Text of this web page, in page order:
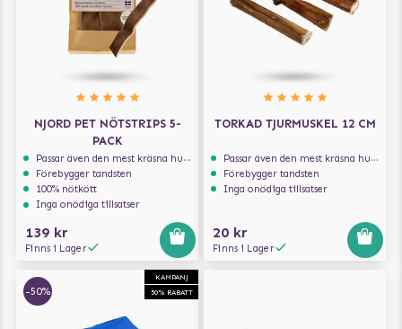
NJORD PET NÖTSTRIPS 5-
PACK
Passar även den mest kräsna hunden
Förebygger tandsten
100% nötkött
Inga onödiga tillsatser
139 kr
Finns i Lager
TORKAD TJURMUSKEL 12 CM
Passar även den mest kräsna hunden
Förebygger tandsten
Inga onödiga tillsatser
20 kr
Finns i Lager
KAMPANJ
50% RABATT
-50%